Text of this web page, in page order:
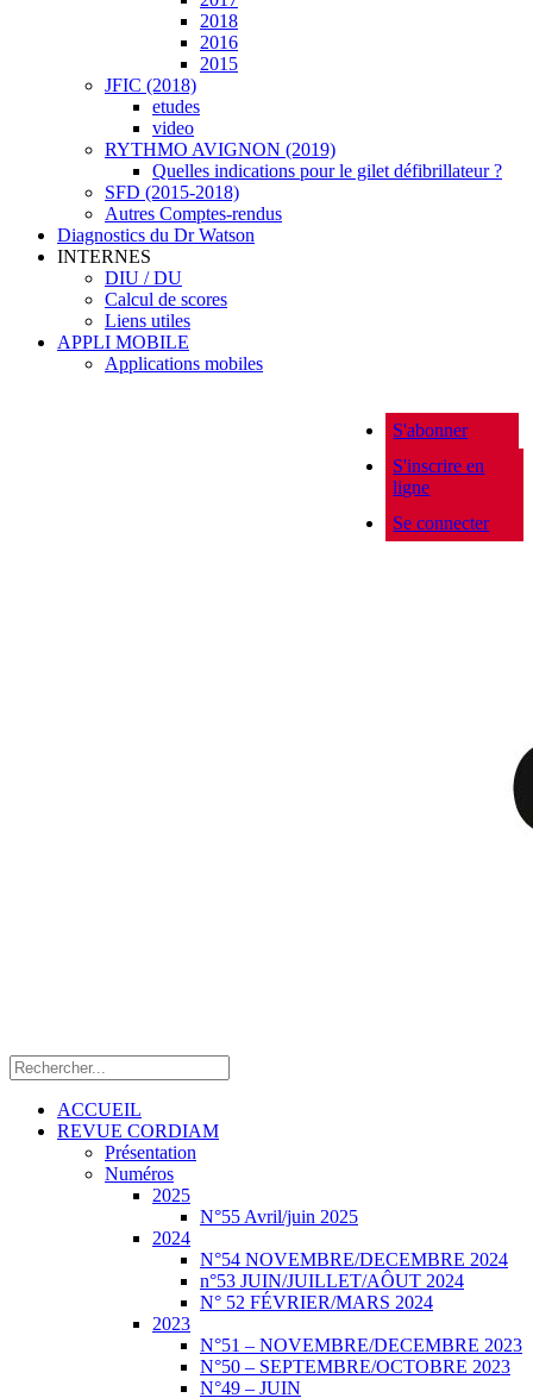
2018
2016
2015
JFIC (2018)
etudes
video
RYTHMO AVIGNON (2019)
Quelles indications pour le gilet défibrillateur ?
SFD (2015-2018)
Autres Comptes-rendus
Diagnostics du Dr Watson
INTERNES
DIU / DU
Calcul de scores
Liens utiles
APPLI MOBILE
Applications mobiles
S'abonner
S'inscrire en
ligne
Se connecter
ACCUEIL
REVUE CORDIAM
Présentation
Numéros
2025
N°55 Avril/juin 2025
2024
N°54 NOVEMBRE/DECEMBRE 2024
n°53 JUIN/JUILLET/AÔUT 2024
N° 52 FÉVRIER/MARS 2024
2023
N°51 – NOVEMBRE/DECEMBRE 2023
N°50 – SEPTEMBRE/OCTOBRE 2023
N°49 – JUIN